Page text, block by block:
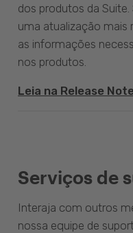
dos produtos da
uma atualização mais
as informações
nos produtos.
Leia na Release
Serviços de
Interaja com outros
nossa equipe de